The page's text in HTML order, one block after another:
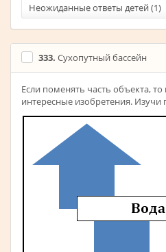
Неожиданные ответы детей (1)
333. Сухопутный бассейн
Если поменять часть объекта,
интересные изобретения. Изучи